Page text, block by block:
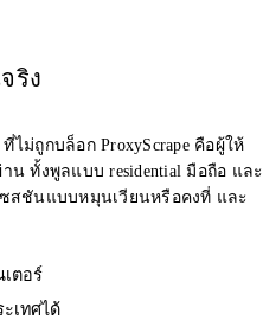
ริง
ม่ถูกบล็อก ProxyScrape คือผู้ให้
น ทั้งพูลแบบ residential มือถือ และ
ซสชันแบบหมุนเวียนหรือคงที่ และ
เตอร์
เทศได้